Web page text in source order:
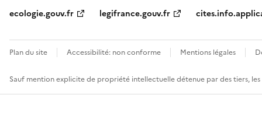
ecologie.gouv.fr
legifrance.gouv.fr
Plan du site Accessibilité: non conforme Mentions légales
Sauf mention explicite de propriété intellectuelle détenue par des tiers,